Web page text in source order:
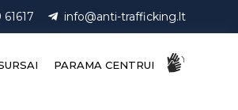
info@anti-trafficking.lt
PARAMA CENTRUI